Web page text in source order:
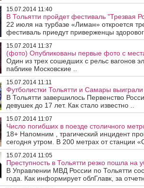
15.07.2014 11:40
В Тольятти пройдет фестиваль "Трезвая
22 июля на турбазе «Лиман» откроется
фестиваль приедут приверженцы
15.07.2014 11:37
(фото) Опубликованы первые фото с
Один из трех сошедших с рельс вагонов
паблике Московские ..
15.07.2014 11:11
Футболистки Тольятти и Самары
В Тольятти завершилось Первенство
девушек до 17 лет. Как стало известно ..
15.07.2014 11:07
Число погибших в поезде столичного
18+ Напомним , трагический инцидент
сегодня утром. В 200 метрах от станции
15.07.2014 11:05
Преступность в Тольятти резко пошла на
В Управлении МВД России по Тольятти
года. Как информирует облГлавк, за